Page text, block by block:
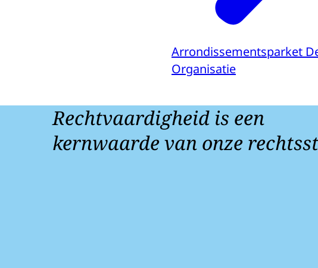
Arrondissementsparket
Organisatie
Rechtvaardigheid is een
kernwaarde van onze